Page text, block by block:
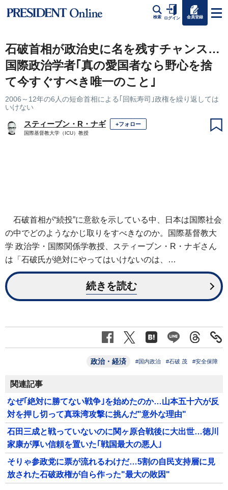
検索 ログイン 会員登録
石破首相が政治史に名を残すチャンス…
国際政治学者｢真の愛国者なら野心を捨
て今すぐすべき唯一のこと｣
2006～12年の6人の短命首相による｢回転寿司｣政権を繰り返しては
いけない
スティーブン・R・ナギ +フォロー
国際基督教大学（ICU）教授
石破首相が“続投”に意欲を示している中、日本は国際社会
の中でどのようなかじ取りをすべきなのか。国際基督教大
学 政治学・国際関係学教授、スティーブン・R・ナギさん
は「石破氏が絶対にやってはいけないのは、…
続きを読む
政治・経済 #国内政治 #石破 茂 #安全保障
関連記事
なぜ｢絶対に勝てない戦争｣を始めたのか…山本五十六が反
対を押し切って真珠湾攻撃に挑んだ"意外な理由"
石田三成と戦っていないのに関ヶ原合戦後に大出世…徳川
家康が厚い信頼を置いた｢戦国最大の悪人｣
そりゃ参政党に票が流れるわけだ…5割の自民支持層に見
放された石破政権が自ら作った"最大の敗因"